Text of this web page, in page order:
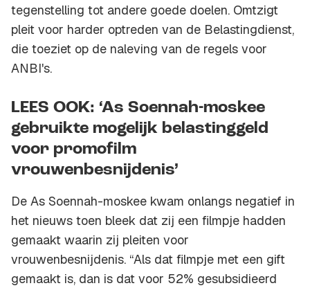
tegenstelling tot andere goede doelen. Omtzigt
pleit voor harder optreden van de Belastingdienst,
die toeziet op de naleving van de regels voor
ANBI's.
LEES OOK: ‘As Soennah-moskee
gebruikte mogelijk belastinggeld
voor promofilm
vrouwenbesnijdenis’
De As Soennah-moskee kwam onlangs negatief in
het nieuws toen bleek dat zij een filmpje hadden
gemaakt waarin zij pleiten voor
vrouwenbesnijdenis. “Als dat filmpje met een gift
gemaakt is, dan is dat voor 52% gesubsidieerd